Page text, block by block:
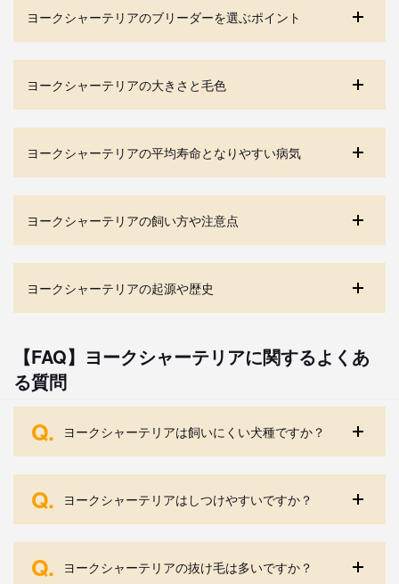
ヨークシャーテリアのブリーダーを選ぶポイント
ヨークシャーテリアの大きさと毛色
ヨークシャーテリアの平均寿命となりやすい病気
ヨークシャーテリアの飼い方や注意点
ヨークシャーテリアの起源や歴史
【FAQ】ヨークシャーテリアに関するよくあ
る質問
Q. ヨークシャーテリアは飼いにくい犬種ですか？
Q. ヨークシャーテリアはしつけやすいですか？
Q. ヨークシャーテリアの抜け毛は多いですか？